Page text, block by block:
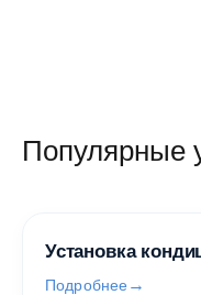
Популярные
Установка
Подробнее